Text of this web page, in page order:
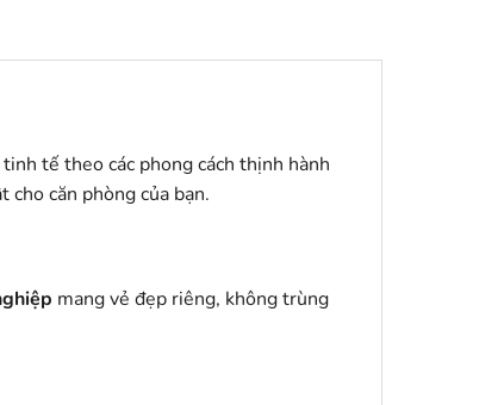
tế theo các phong cách thịnh hành
căn phòng của bạn.
mang vẻ đẹp riêng, không trùng